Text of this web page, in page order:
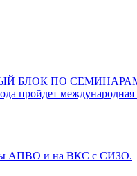
БЛОК ПО
пройдет
АПВО и на ВКС с СИЗО.